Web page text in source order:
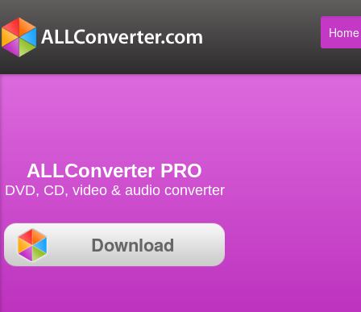
Home
ALLConverter PRO
DVD, CD, video & audio converter
Download